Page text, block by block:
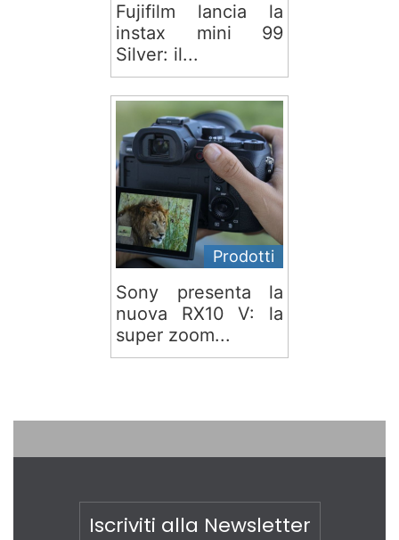
Fujifilm lancia la
instax mini 99
Silver: il...
Prodotti
Sony presenta la
nuova RX10 V: la
super zoom...
Iscriviti alla Newsletter